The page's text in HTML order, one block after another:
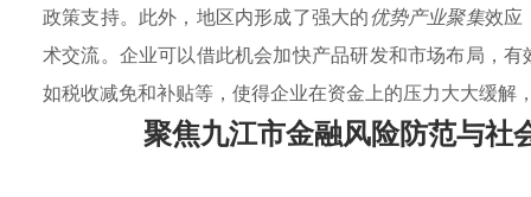
政策支持。此外，地区内形成了强大的优势产业聚集效应
术交流。企业可以借此机会加快产品研发和市场布局，
如税收减免和补贴等，使得企业在资金上的压力大大缓
聚焦九江市金融风险防范与社